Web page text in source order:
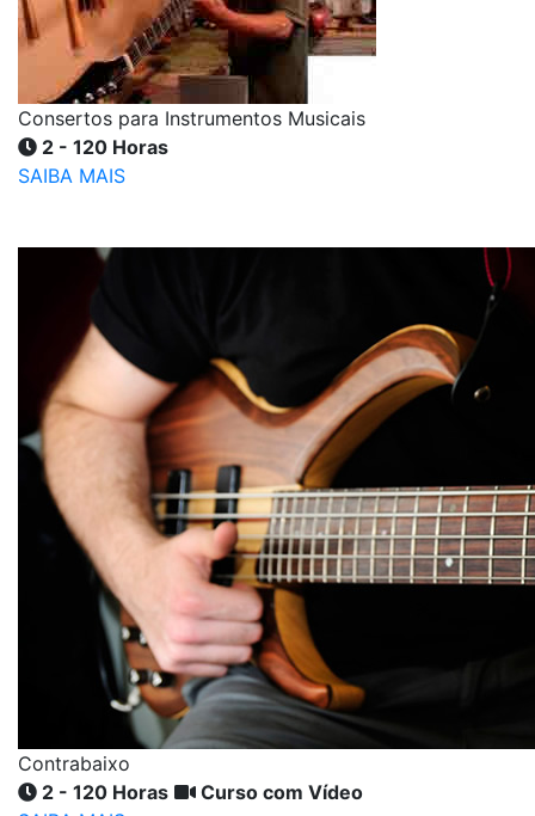
Consertos para Instrumentos Musicais
2 - 120 Horas
SAIBA MAIS
Contrabaixo
2 - 120 Horas
Curso com Vídeo